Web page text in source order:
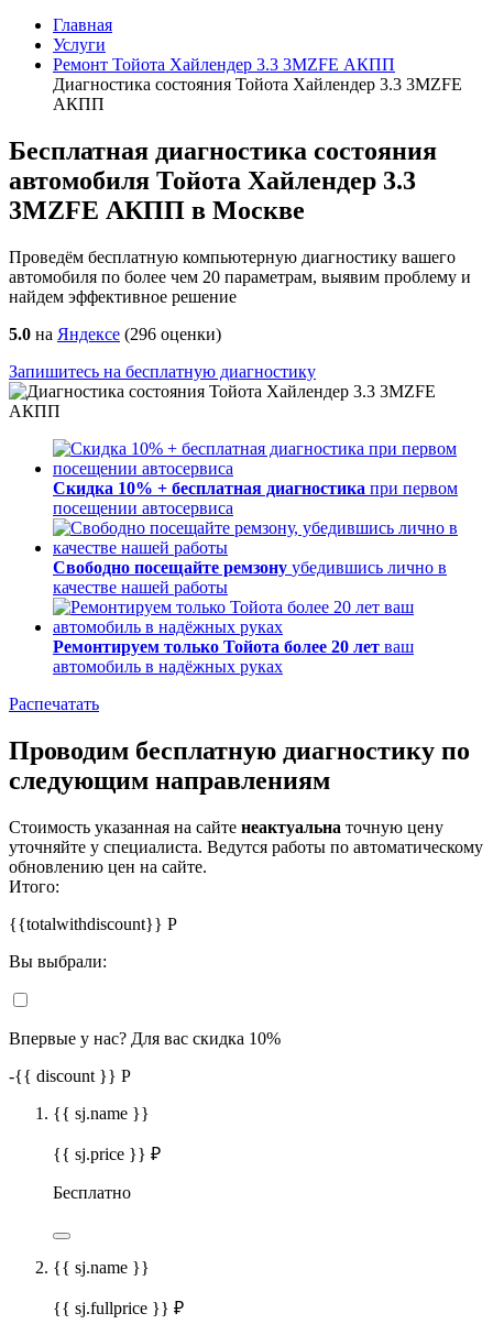
Главная
Услуги
Ремонт Тойота Хайлендер 3.3 3MZFE АКПП
Диагностика состояния Тойота Хайлендер 3.3 3MZFE
АКПП
Бесплатная диагностика состояния
автомобиля Тойота Хайлендер 3.3
3MZFE АКПП в Москве
Проведём бесплатную компьютерную диагностику вашего
автомобиля по более чем 20 параметрам, выявим проблему и
найдем эффективное решение
5.0 на Яндексе (296 оценки)
Запишитесь на бесплатную диагностику
Скидка 10% + бесплатная диагностика при первом
посещении автосервиса
Свободно посещайте ремзону убедившись лично в
качестве нашей работы
Ремонтируем только Тойота более 20 лет ваш
автомобиль в надёжных руках
Распечатать
Проводим бесплатную диагностику по
следующим направлениям
Стоимость указанная на сайте неактуальна точную цену
уточняйте у специалиста. Ведутся работы по автоматическому
обновлению цен на сайте.
Итого:
{{totalwithdiscount}} Р
Вы выбрали:
Впервые у нас? Для вас скидка 10%
-{{ discount }} Р
{{ sj.name }}
{{ sj.price }} ₽
Бесплатно
{{ sj.name }}
{{ sj.fullprice }} ₽